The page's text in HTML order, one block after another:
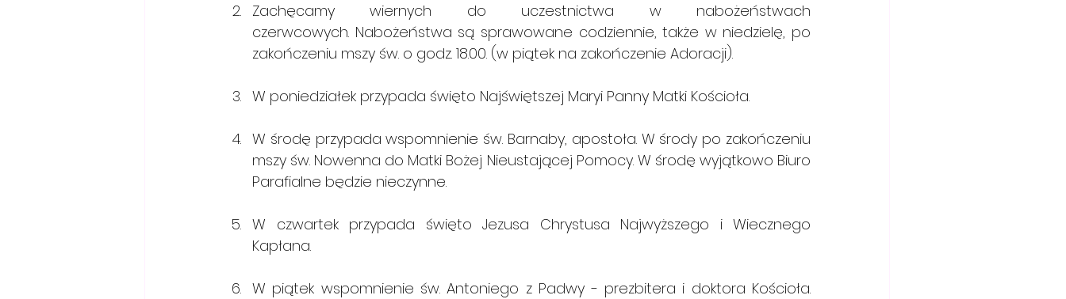
Zachęcamy wiernych do uczestnictwa w nabożeństwach
czerwcowych. Nabożeństwa są sprawowane codziennie, także w niedzielę, po
zakończeniu mszy św. o godz. 18.00. (w piątek na zakończenie Adoracji).
W poniedziałek przypada święto Najświętszej Maryi Panny Matki Kościoła.
W środę przypada wspomnienie św. Barnaby, apostoła. W środy po zakończeniu
mszy św. Nowenna do Matki Bożej Nieustającej Pomocy. W środę wyjątkowo Biuro
Parafialne będzie nieczynne.
W czwartek przypada święto Jezusa Chrystusa Najwyższego i Wiecznego
Kapłana.
W piątek wspomnienie św. Antoniego z Padwy - prezbitera i doktora Kościoła.